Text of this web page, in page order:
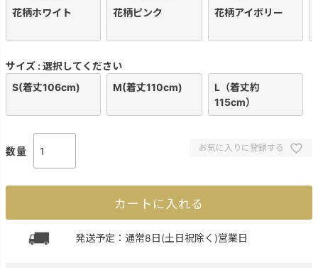
花柄ホワイト 花柄ピンク 花柄アイボリー
サイズ 選択してください
S(着丈106cm)
M(着丈110cm)
L（着丈約
115cm）
お気に入りに登録する
カートに入れる
発送予定：通常8日(土日祝除く)営業日